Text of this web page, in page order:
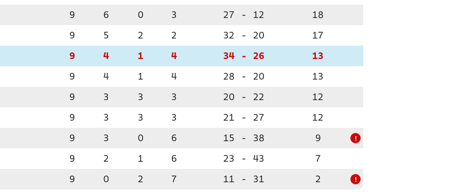
9 6 0 3 27 - 12 18
9 5 2 2 32 - 20 17
9 4 1 4 34 - 26 13
9 4 1 4 28 - 20 13
9 3 3 3 20 - 22 12
9 3 3 3 21 - 27 12
9 3 0 6 15 - 38 9 !
9 2 1 6 23 - 43 7
9 0 2 7 11 - 31 2 !